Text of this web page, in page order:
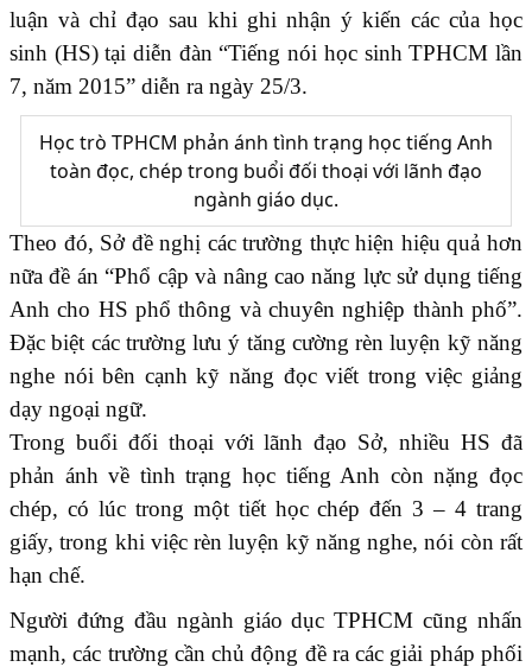
luận và chỉ đạo sau khi ghi nhận ý kiến các của học
sinh (HS) tại diễn đàn “Tiếng nói học sinh TPHCM lần
7, năm 2015” diễn ra ngày 25/3.
Học trò TPHCM phản ánh tình trạng học tiếng Anh
toàn đọc, chép trong buổi đối thoại với lãnh đạo
ngành giáo dục.
Theo đó, Sở đề nghị các trường thực hiện hiệu quả hơn
nữa đề án “Phổ cập và nâng cao năng lực sử dụng tiếng
Anh cho HS phổ thông và chuyên nghiệp thành phố”.
Đặc biệt các trường lưu ý tăng cường rèn luyện kỹ năng
nghe nói bên cạnh kỹ năng đọc viết trong việc giảng
dạy ngoại ngữ.
Trong buổi đối thoại với lãnh đạo Sở, nhiều HS đã
phản ánh về tình trạng học tiếng Anh còn nặng đọc
chép, có lúc trong một tiết học chép đến 3 – 4 trang
giấy, trong khi việc rèn luyện kỹ năng nghe, nói còn rất
hạn chế.
Người đứng đầu ngành giáo dục TPHCM cũng nhấn
mạnh, các trường cần chủ động đề ra các giải pháp phối